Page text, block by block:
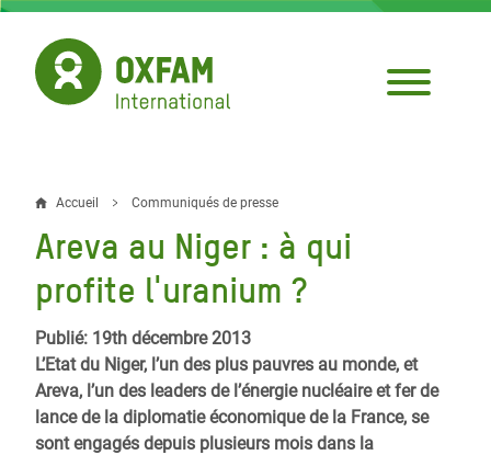
Aller
contenu
principal
Fil
d'Ariane
Accueil Communiqués de presse
Areva au Niger : à qui
profite l'uranium ?
Publié: 19th décembre 2013
L’Etat du Niger, l’un des plus pauvres au monde, et
Areva, l’un des leaders de l’énergie nucléaire et fer de
lance de la diplomatie économique de la France, se
sont engagés depuis plusieurs mois dans la